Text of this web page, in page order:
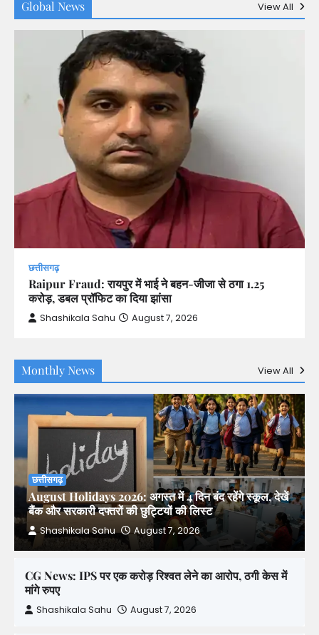
Global News View All
छत्तीसगढ़
Raipur Fraud: रायपुर में भाई ने बहन-जीजा से ठगा 1.25
करोड़, डबल प्रॉफिट का दिया झांसा
Shashikala Sahu August 7, 2026
Monthly News View All
छत्तीसगढ़
August Holidays 2026: अगस्त में 4 दिन बंद रहेंगे स्कूल, देखें
बैंक और सरकारी दफ्तरों की छुट्टियों की लिस्ट
Shashikala Sahu August 7, 2026
CG News: IPS पर एक करोड़ रिश्वत लेने का आरोप, ठगी केस में
मांगे रुपए
Shashikala Sahu August 7, 2026